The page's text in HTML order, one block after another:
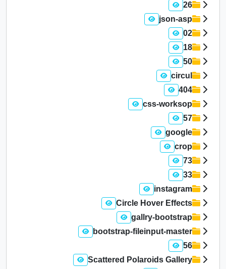
26
json-asp
02
18
50
circul
404
css-worksop
57
google
crop
73
33
instagram
Circle Hover Effects
gallry-bootstrap
bootstrap-fileinput-master
56
Scattered Polaroids Gallery